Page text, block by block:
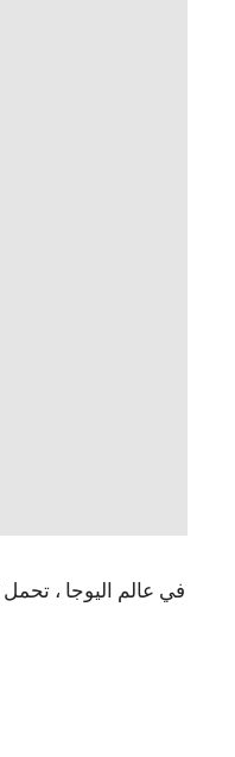
في عالم اليوجا ، تحمل